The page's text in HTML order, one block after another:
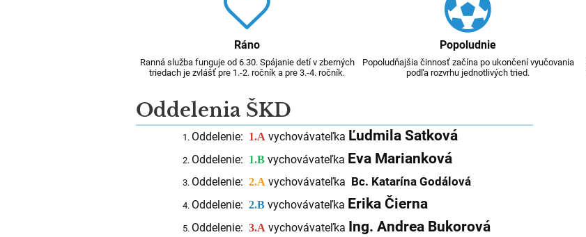
Ráno
Ranná služba funguje od 6.30. Spájanie detí v zberných
triedach je zvlášť pre 1.-2. ročník a pre 3.-4. ročník.
Popoludnie
Popoludňajšia činnosť začína po ukončení vyučovania
podľa rozvrhu jednotlivých tried.
Oddelenia ŠKD
Oddelenie: 1.A vychovávateľka Ľudmila Satková
Oddelenie: 1.B vychovávateľka Eva Marianková
Oddelenie:2.A vychovávateľka Bc. Katarína Godálová
Oddelenie:2.B vychovávateľka Erika Čierna
Oddelenie:3.A vychovávateľka Ing. Andrea Bukorová